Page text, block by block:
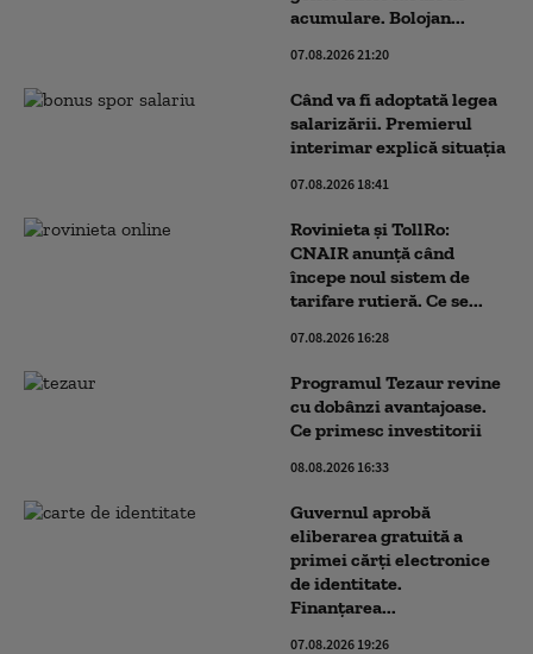
acumulare. Bolojan...
07.08.2026 21:20
Când va fi adoptată legea
salarizării. Premierul
interimar explică situația
07.08.2026 18:41
Rovinieta și TollRo:
CNAIR anunță când
începe noul sistem de
tarifare rutieră. Ce se...
07.08.2026 16:28
Programul Tezaur revine
cu dobânzi avantajoase.
Ce primesc investitorii
08.08.2026 16:33
Guvernul aprobă
eliberarea gratuită a
primei cărţi electronice
de identitate.
Finanțarea...
07.08.2026 19:26